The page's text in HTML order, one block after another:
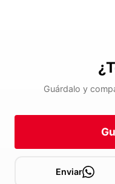
Guárdalo y
Enviar